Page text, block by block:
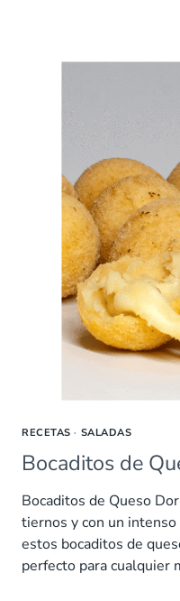
RECETAS · SALADAS
Bocaditos de
Bocaditos de Queso
tiernos y con un
estos bocaditos de
perfecto para cualquier